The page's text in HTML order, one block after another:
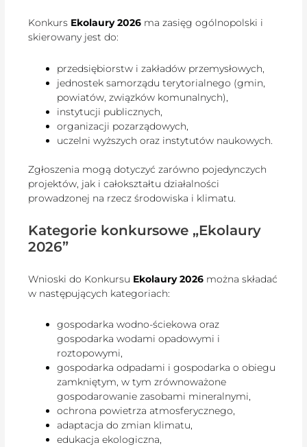
Konkurs Ekolaury 2026 ma zasięg ogólnopolski i
skierowany jest do:
przedsiębiorstw i zakładów przemysłowych,
jednostek samorządu terytorialnego (gmin,
powiatów, związków komunalnych),
instytucji publicznych,
organizacji pozarządowych,
uczelni wyższych oraz instytutów naukowych.
Zgłoszenia mogą dotyczyć zarówno pojedynczych
projektów, jak i całokształtu działalności
prowadzonej na rzecz środowiska i klimatu.
Kategorie konkursowe „Ekolaury
2026”
Wnioski do Konkursu Ekolaury 2026 można składać
w następujących kategoriach:
gospodarka wodno-ściekowa oraz
gospodarka wodami opadowymi i
roztopowymi,
gospodarka odpadami i gospodarka o obiegu
zamkniętym, w tym zrównoważone
gospodarowanie zasobami mineralnymi,
ochrona powietrza atmosferycznego,
adaptacja do zmian klimatu,
edukacja ekologiczna,